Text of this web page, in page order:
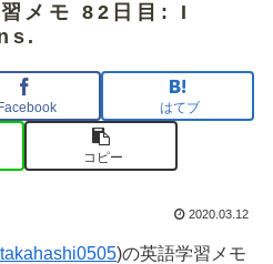
メモ 82日目: I
Facebook はてブ
コピー
2020.03.12
)の英語学習メモ